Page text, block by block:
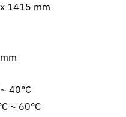
1415 mm
40°C
~ 60°C